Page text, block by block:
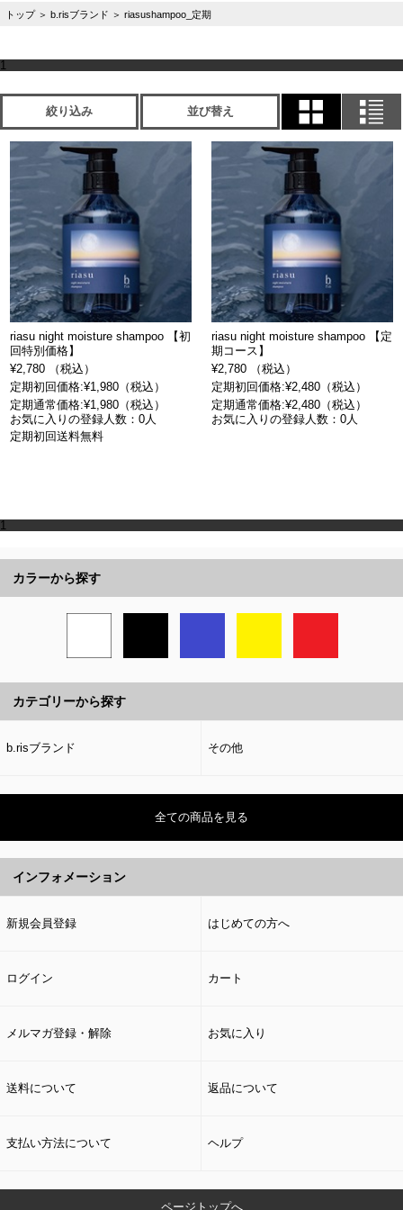
トップ ＞ b.risブランド ＞ riasushampoo_定期
1
絞り込み 並び替え
riasu night moisture shampoo 【初
回特別価格】
¥2,780 （税込）
定期初回価格:¥1,980（税込）
定期通常価格:¥1,980（税込）
お気に入りの登録人数：0人
定期初回送料無料
riasu night moisture shampoo 【定
期コース】
¥2,780 （税込）
定期初回価格:¥2,480（税込）
定期通常価格:¥2,480（税込）
お気に入りの登録人数：0人
1
カラーから探す
カテゴリーから探す
b.risブランド その他
全ての商品を見る
インフォメーション
新規会員登録 はじめての方へ
ログイン カート
メルマガ登録・解除 お気に入り
送料について 返品について
支払い方法について ヘルプ
ページトップへ